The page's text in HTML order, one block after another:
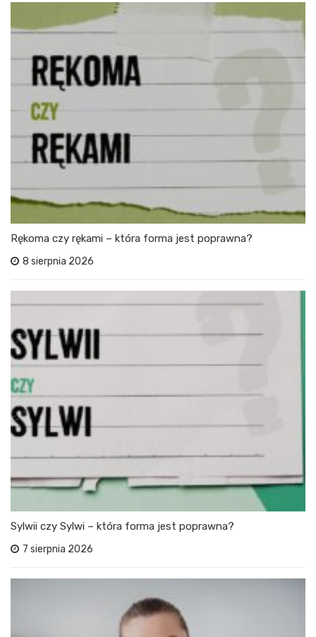
Rękoma czy rękami – która forma jest poprawna?
8 sierpnia 2026
Sylwii czy Sylwi – która forma jest poprawna?
7 sierpnia 2026